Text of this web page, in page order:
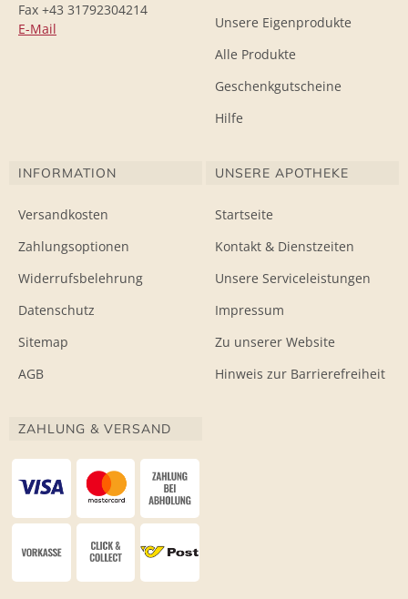
Fax +43 31792304214
E-Mail
Unsere Eigenprodukte
Alle Produkte
Geschenkgutscheine
Hilfe
INFORMATION
Versandkosten
Zahlungsoptionen
Widerrufsbelehrung
Datenschutz
Sitemap
AGB
UNSERE APOTHEKE
Startseite
Kontakt & Dienstzeiten
Unsere Serviceleistungen
Impressum
Zu unserer Website
Hinweis zur Barrierefreiheit
ZAHLUNG & VERSAND